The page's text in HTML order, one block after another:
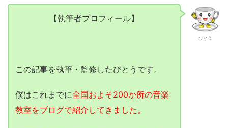
びとう
【執筆者プロフィール】
この記事を執筆・監修したびとうです。
僕はこれまでに全国およそ200か所の音楽
教室をブログで紹介してきました。